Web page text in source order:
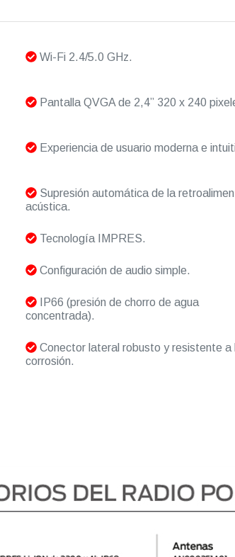
Wi-Fi 2.4/5.0 GHz.
Pantalla QVGA de 2,4” 320 x 240
Experiencia de usuario moderna e
Supresión automática de la
acústica.
Tecnología IMPRES.
Configuración de audio simple.
IP66 (presión de chorro de agua
concentrada).
Conector lateral robusto y resistente a
corrosión.